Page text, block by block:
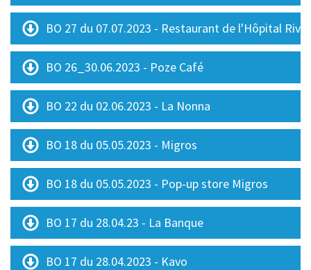
BO 27 du 07.07.2023 - Restaurant de l'Hôpital
BO 26_30.06.2023 - Poze Café
BO 22 du 02.06.2023 - La Nonna
BO 18 du 05.05.2023 - Migros
BO 18 du 05.05.2023 - Pop-up store Migros
BO 17 du 28.04.23 - La Banque
BO 17 du 28.04.2023 - Kavo